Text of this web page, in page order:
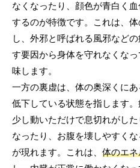
なくなったり、顔色が青白く
するのが特徴です。これは、
し、外邪と呼ばれる風邪など
す要因から身体を守れなくな
味します。
一方の裏虚は、体の奥深くに
低下している状態を指します。
少し動いただけで息切れがした
なったり、お腹を壊しやすく
が現れます。これは、体のエ